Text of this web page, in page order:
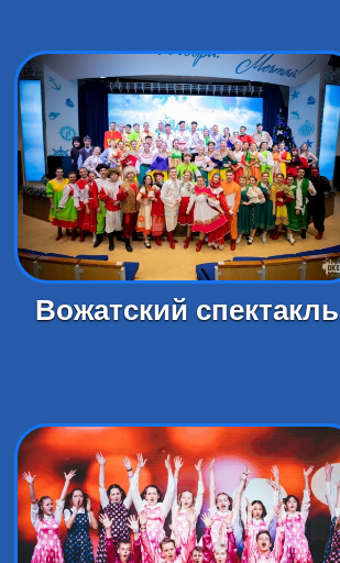
Вожатский спектакль